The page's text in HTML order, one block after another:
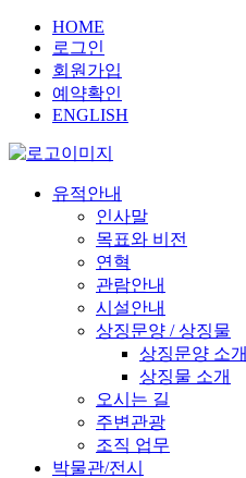
HOME
로그인
회원가입
예약확인
ENGLISH
유적안내
인사말
목표와 비전
연혁
관람안내
시설안내
상징문양 / 상징물
상징문양 소개
상징물 소개
오시는 길
주변관광
조직 업무
박물관/전시